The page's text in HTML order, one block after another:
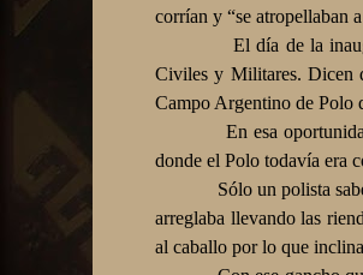
corrían y “se atropellaban
El día de la
Civiles y Militares. Dicen
Campo Argentino de Polo
En esa
donde el Polo todavía era
Sólo un polista
arreglaba llevando las
al caballo por lo que